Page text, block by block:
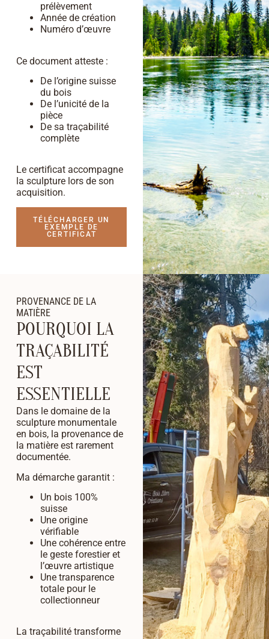
prélèvement
Année de création
Numéro d’œuvre
Ce document atteste :
De l’origine suisse
du bois
De l’unicité de la
pièce
De sa traçabilité
complète
Le certificat accompagne
la sculpture lors de son
acquisition.
TÉLÉCHARGER UN
EXEMPLE DE
CERTIFICAT
PROVENANCE DE LA
MATIÈRE
POURQUOI LA
TRAÇABILITÉ
EST
ESSENTIELLE
Dans le domaine de la
sculpture monumentale
en bois, la provenance de
la matière est rarement
documentée.
Ma démarche garantit :
Un bois 100%
suisse
Une origine
vérifiable
Une cohérence entre
le geste forestier et
l’œuvre artistique
Une transparence
totale pour le
collectionneur
La traçabilité transforme